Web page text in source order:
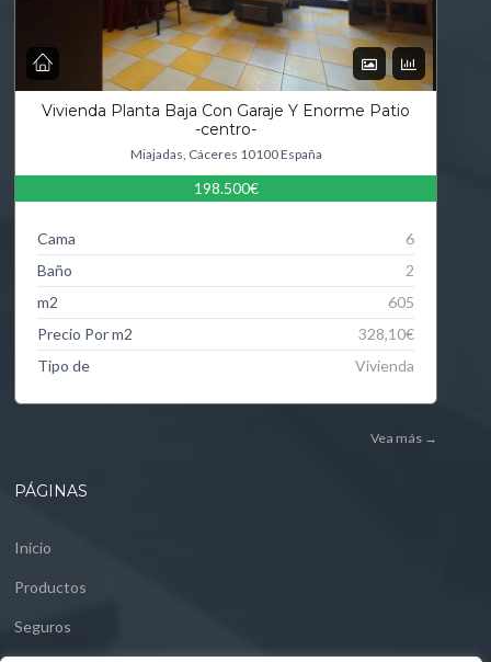
Vivienda Planta Baja Con Garaje Y Enorme Patio
-centro-
Miajadas, Cáceres 10100 España
198.500€
Cama
6
Baño
2
m2
605
Precio Por m2
328,10€
Tipo de
Vivienda
Vea más →
PÁGINAS
Inicio
Productos
Seguros